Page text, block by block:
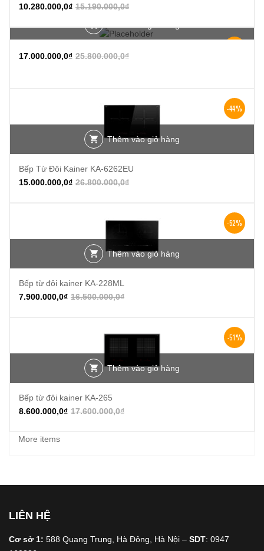
15.190.000,0₫
10.280.000,0₫
25.800.000,0₫
17.000.000,0₫
-44%
Thêm vào giỏ hàng
Bếp Từ Đôi Kainer KA-6262EU
26.800.000,0₫
15.000.000,0₫
-52%
Thêm vào giỏ hàng
Bếp từ đôi kainer KA-228ML
16.500.000,0₫
7.900.000,0₫
-51%
Thêm vào giỏ hàng
Bếp từ đôi kainer KA-265
17.600.000,0₫
8.600.000,0₫
More items
LIÊN HỆ
Cơ sở 1: 588 Quang Trung, Hà Đông, Hà Nội – SDT: 0947